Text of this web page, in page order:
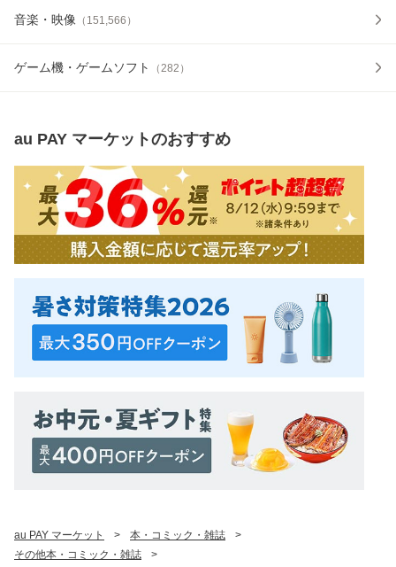
音楽・映像 （ 151,566 ）
ゲーム機・ゲームソフト （282 ）
au PAY マーケットのおすすめ
au PAY マーケット > 本・コミック・雑誌
>
その他本・コミック・雑誌
>